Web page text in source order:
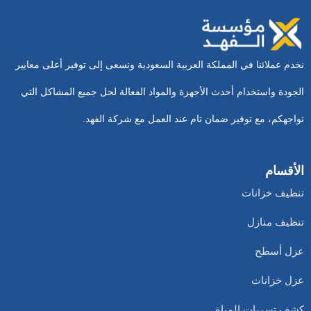
نخدم عملائنا في المملكة العربية السعودية ونسعى إلى توفير أعلى معايير
الجودة واستخدام أحدث الأجهزة والمواد الفعالة لحل جميع المشاكل التي
تواجهكم، مع توفير ضمان تام عند العمل مع شركة الفهد.
الأقسام
تنظيف خزانات
تنظيف منازل
عزل أسطح
عزل خزانات